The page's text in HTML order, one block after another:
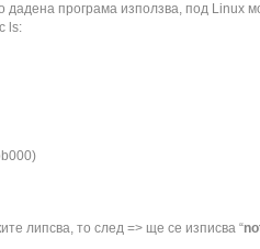
дадена програма използва, под Linux
ls:
липсва, то след => ще се изписва “